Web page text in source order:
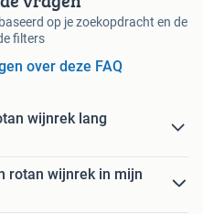
op je zoekopdracht en de
filters
over deze FAQ
wijnrek lang
rotan wijnrek in mijn